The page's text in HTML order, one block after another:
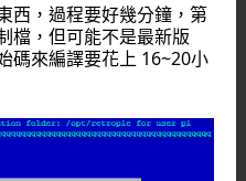
西，過程要好幾分鐘，第
檔，但可能不是最新版
碼來編譯要花上 16~20小